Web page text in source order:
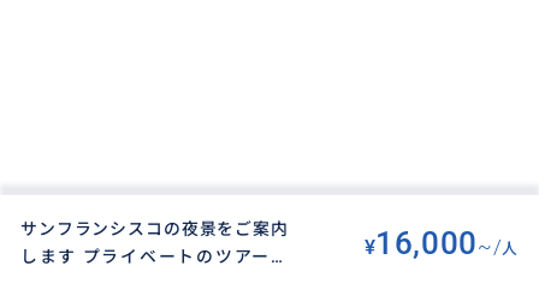
サンフランシスコの夜景をご案内
します プライベートのツアーで
¥16,000~/ 人